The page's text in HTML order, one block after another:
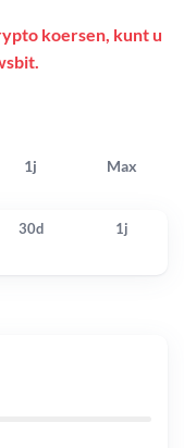
1j Max
koersen, kunt u
30d 1j